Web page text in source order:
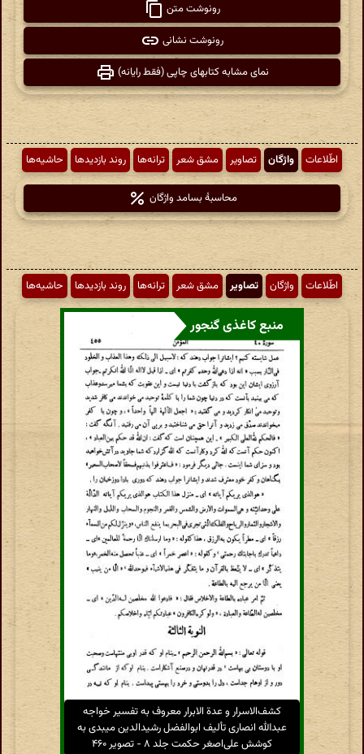
رونوشت متن
رونوشت نشانی
نمای مشابه کتابهای چاپی (فقط رایانه)
اطّلاعات واژگان تصاویر مشق شعر ترانه‌ها روند بازدیدها حاشیه‌ها
محاسبهٔ بسامد واژگان
اطّلاعات واژگان تصاویر مشق شعر ترانه‌ها روند بازدیدها حاشیه‌ها
منبع کاغذی گنجور
کشف‌الاسرار و عدة الابرار معروف به تفسیر خواجه
عبدالله انصاری تألیف ابوالفضل رشیدالدین میبدی به
کوشش علی‌اصغر حکمت جلد ۸ - تصویر ۴۶۰